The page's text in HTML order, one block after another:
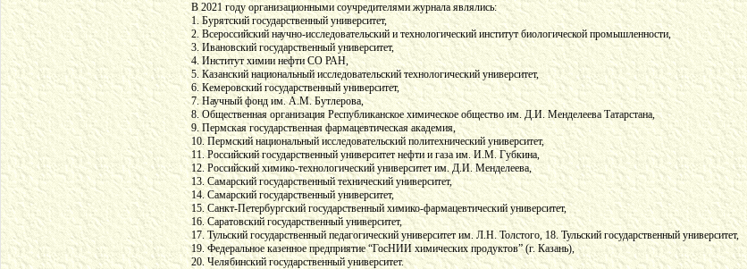
В 2021 году организационными соучредителями журнала являлись:
1. Бурятский государственный университет,
2. Всероссийский научно-исследовательский и технологический институт биологической промышленности,
3. Ивановский государственный университет,
4. Институт химии нефти СО РАН,
5. Казанский национальный исследовательский технологический университет,
6. Кемеровский государственный университет,
7. Научный фонд им. А.М. Бутлерова,
8. Общественная организация Республиканское химическое общество им. Д.И. Менделеева Татарстана,
9. Пермская государственная фармацевтическая академия,
10. Пермский национальный исследовательский политехнический университет,
11. Российский государственный университет нефти и газа им. И.М. Губкина,
12. Российский химико-технологический университет им. Д.И. Менделеева,
13. Самарский государственный технический университет,
14. Самарский государственный университет,
15. Санкт-Петербургский государственный химико-фармацевтический университет,
16. Саратовский государственный университет,
17. Тульский государственный педагогический университет им. Л.Н. Толстого, 18. Тульский государственный университет,
19. Федеральное казенное предприятие “ГосНИИ химических продуктов” (г. Казань),
20. Челябинский государственный университет.